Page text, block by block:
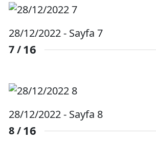
28/12/2022 - Sayfa 7
7 /16
28/12/2022 - Sayfa 8
8 /16